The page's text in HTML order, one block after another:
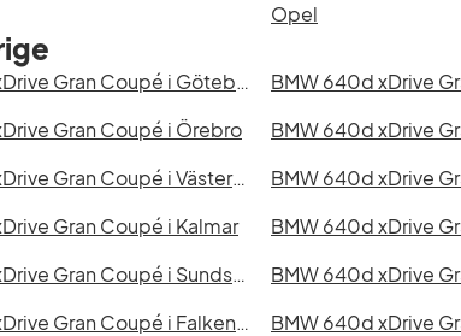
Opel
BMW 640d xDrive Gran Coupé i Göteborg
Gran Coupé i Örebro
BMW 640d xDrive Gran Coupé i Västerås
Gran Coupé i Kalmar
BMW 640d xDrive Gran Coupé i Sundsvall BMW 640d xDrive
BMW 640d xDrive Gran Coupé i Falkenberg BMW 640d xDrive